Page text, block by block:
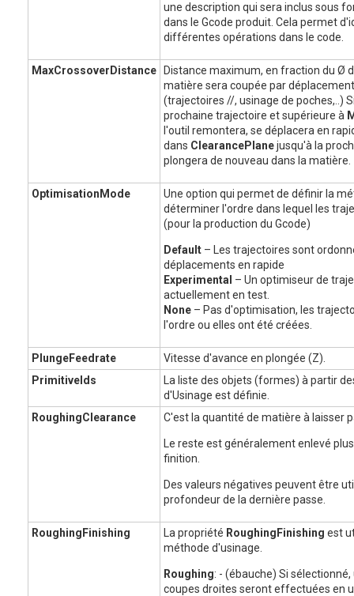
une description qui sera inclus sous
dans le Gcode produit. Cela permet
différentes opérations dans le code.
MaxCrossoverDistance
Distance maximum, en fraction du Ø
matière sera coupée par
(trajectoires //, usinage de poches,..)
prochaine trajectoire et supérieure à
l'outil remontera, se déplacera en
dans ClearancePlanejusqu'à la
plongera de nouveau dans la matière.
OptimisationMode
Une option qui permet de définir la
déterminer l'ordre dans lequel les
(pour la production du Gcode)
Default – Les trajectoires sont
déplacements en rapide
Experimental – Un optimiseur de
actuellement en test.
None – Pas d'optimisation, les
l'ordre ou elles ont été créées.
PlungeFeedrate
Vitesse d'avance en plongée (Z).
PrimitiveIds
La liste des objets (formes) à partir
d'Usinage est définie.
RoughingClearance
C'est la quantité de matière à laisser
Le reste est généralement enlevé
finition.
Des valeurs négatives peuvent être
profondeur de la dernière passe.
RoughingFinishing La propriété RoughingFinishing est
méthode d'usinage.
Roughing: - (ébauche) Si
coupes droites seront effectuées en